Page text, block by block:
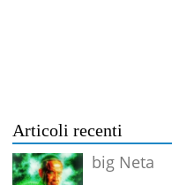
Articoli recenti
big Neta